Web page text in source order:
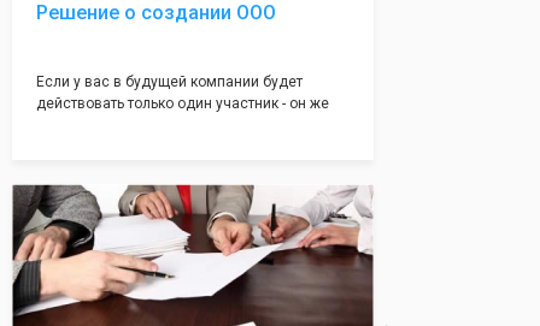
Решение о создании ООО
Если у вас в будущей компании будет
действовать только один участник - он же
грамотно составят данное заявление, а Вам
нужно будет только поставить подпись на
нём!